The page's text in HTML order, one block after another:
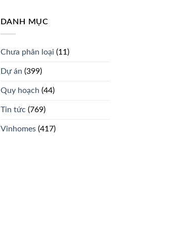
DANH MỤC
Chưa phân loại (11)
Dự án (399)
Quy hoạch (44)
Tin tức (769)
Vinhomes(417)